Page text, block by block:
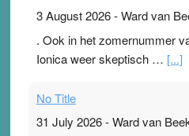
3 August 2026-Ward van
. Ook in het zomernummer
Ionica weer skeptisch … [...]
No Title
31 July 2026-Ward van